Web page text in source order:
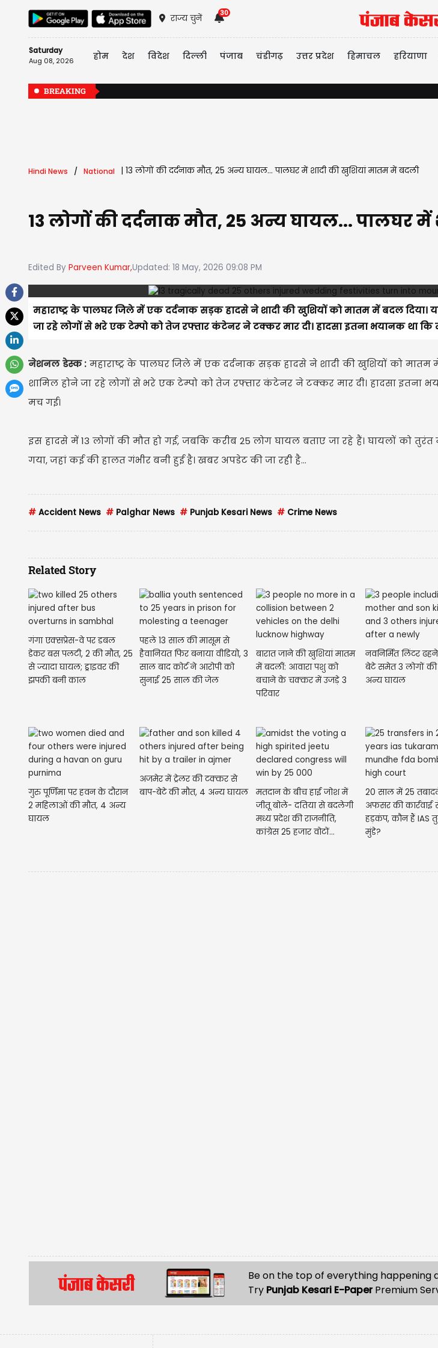
राज्य चुनें
30
Saturday
Aug 08, 2026 होम देश विदेश दिल्ली पंजाब चंडीगढ़ उत्तर प्रदेश हिमाचल हरियाणा
BREAKING
Hindi News National 13 लोगों की दर्दनाक मौत, 25 अन्य घायल... पालघर में शादी की खुशियां मातम में बदली
13 लोगों की दर्दनाक मौत, 25 अन्य घायल... पालघर
Edited By Parveen Kumar,Updated: 18 May, 2026 09:08 PM
महाराष्ट्र के पालघर जिले में एक दर्दनाक सड़क हादसे ने शादी की खुशियों को मातम में बदल दिया।
जा रहे लोगों से भरे एक टेम्पो को तेज रफ्तार कंटेनर ने टक्कर मार दी। हादसा इतना भयानक था
नेशनल डेस्क : महाराष्ट्र के पालघर जिले में एक दर्दनाक सड़क हादसे ने शादी की खुशियों को मातम
शामिल होने जा रहे लोगों से भरे एक टेम्पो को तेज रफ्तार कंटेनर ने टक्कर मार दी। हादसा इतना
मच गई।
इस हादसे में 13 लोगों की मौत हो गई, जबकि करीब 25 लोग घायल बताए जा रहे हैं। घायलों को तुरंत
गया, जहां कई की हालत गंभीर बनी हुई है। खबर अपडेट की जा रही है...
# Accident News # Palghar News # Punjab Kesari News # Crime News
Related Story
गंगा एक्सप्रेस-वे पर डबल
डेकर बस पलटी, 2 की मौत, 25
से ज्यादा घायल; ड्राइवर की
झपकी बनी काल
पहले 13 साल की मासूम से
हैवानियत फिर बनाया वीडियो, 3
साल बाद कोर्ट ने आरोपी को
सुनाई 25 साल की जेल
बारात जाने की खुशियां मातम
में बदलीं: आवारा पशु को
बचाने के चक्कर में उजड़े 3
परिवार
नवनिर्मित लिंटर
बेटे समेत 3 लोगों की
अन्य घायल
गुरु पूर्णिमा पर हवन के दौरान
2 महिलाओं की मौत, 4 अन्य
घायल
अजमेर में ट्रेलर की टक्कर से
बाप-बेटे की मौत, 4 अन्य घायल
मतदान के बीच हाई जोश में
जीतू बोले- दतिया से बदलेगी
मध्य प्रदेश की राजनीति,
कांग्रेस 25 हजार वोटों...
20 साल में 25
अफसर की कार्रवाई
हड़कंप, कौन हैं IAS
मुंडे?
Be on the top of everything happening
Try Punjab Kesari E-PaperPremium